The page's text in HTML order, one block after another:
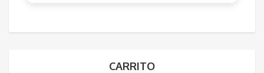
CARRITO